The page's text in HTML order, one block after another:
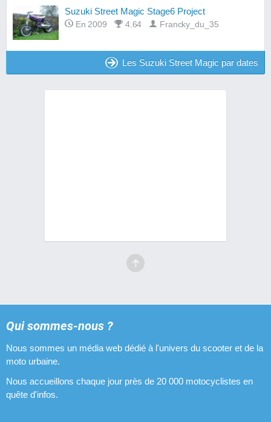
Suzuki Street Magic Stage6 Project
En 2009 4.64 Francky_du_35
Les Suzuki Street Magic par dates
Qui sommes-nous ?
Nous sommes un média web dédié à l'univers du scooter et de la
moto urbaine.
Nous accueillons chaque jour près de 20 000 motocyclistes en
quête d'infos.